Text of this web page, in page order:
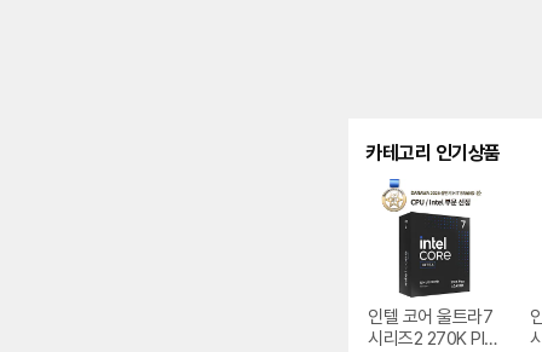
카테고리 인기상품
인텔 코어 울트라7
시리즈2 270K Plu